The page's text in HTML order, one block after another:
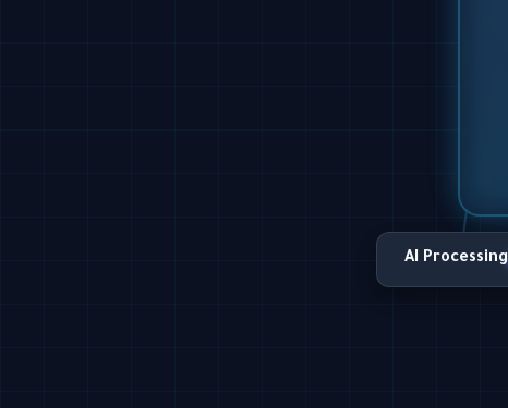
AI Processing